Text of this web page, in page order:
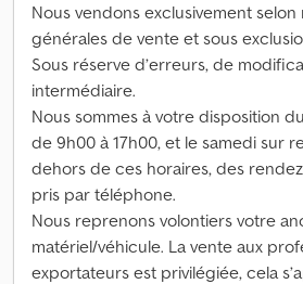
Nous vendons exclusivement
générales de vente et sous
Sous réserve d’erreurs, de
intermédiaire.
Nous sommes à votre disposition
de 9h00 à 17h00, et le samedi sur
dehors de ces horaires, des
pris par téléphone.
Nous reprenons volontiers votre
matériel/véhicule. La vente aux
exportateurs est privilégiée, cela